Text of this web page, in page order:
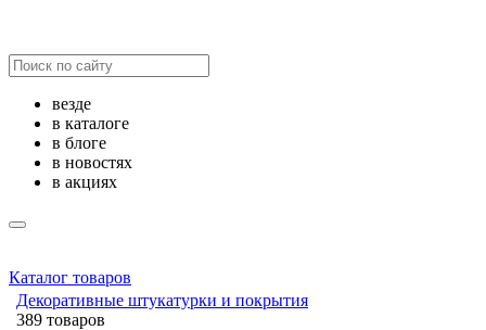
везде
в каталоге
в блоге
в новостях
в акциях
Каталог товаров
Декоративные штукатурки и покрытия
389 товаров